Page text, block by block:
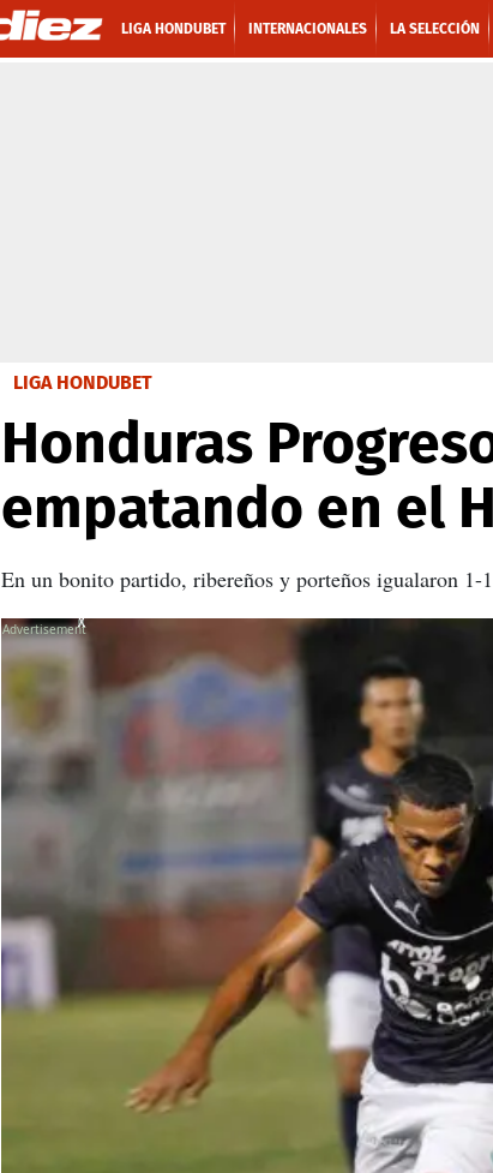
LIGA HONDUBET INTERNACIONALES LA SELECCIÓN
LIGA HONDUBET
Honduras
empatando en el
En un bonito partido, ribereños y porteños igualaron 1-
X
X
X
X